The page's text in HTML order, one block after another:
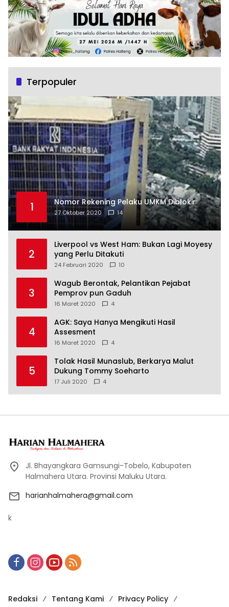
Terpopuler
1 Nomor Rekening Pelaku UMKM Diblokir
27 Oktober 2020 14
2
Liverpool vs West Ham: Bukan Lagi Moyesy
yang Perlu Ditakuti
24 Februari 2020 10
3
Wagub Berontak, Pelantikan Pejabat
Pemprov pun Gaduh
16 Maret 2020 4
4
AGK: Saya Hanya Mengikuti Hasil
Assesment
16 Maret 2020 4
5
Tolak Hasil Munaslub, Berkarya Malut
Dukung Tommy Soeharto
17 Juli 2020 4
Jl. Bhayangkara Gamsungi-Tobelo, Kabupaten
Halmahera Utara. Provinsi Maluku Utara.
harianhalmahera@gmail.com
k
Redaksi Tentang Kami
Privacy Policy